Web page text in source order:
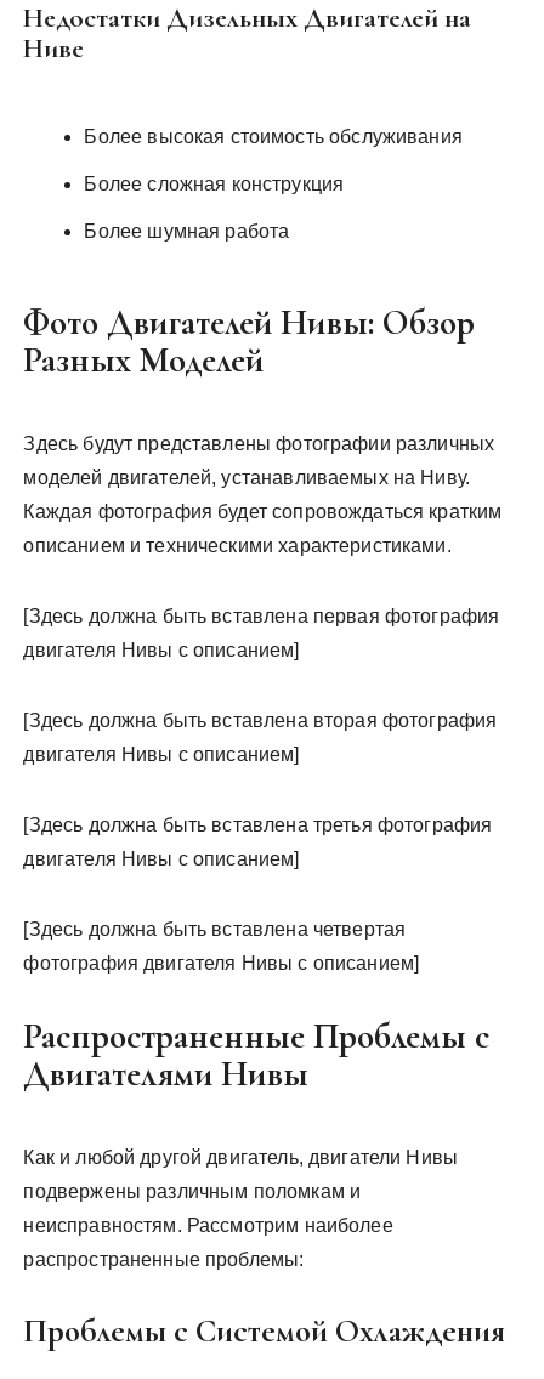
Недостатки Дизельных Двигателей на
Ниве
Более высокая стоимость обслуживания
Более сложная конструкция
Более шумная работа
Фото Двигателей Нивы: Обзор
Разных Моделей
Здесь будут представлены фотографии различных
моделей двигателей, устанавливаемых на Ниву.
Каждая фотография будет сопровождаться кратким
описанием и техническими характеристиками.
[Здесь должна быть вставлена первая фотография
двигателя Нивы с описанием]
[Здесь должна быть вставлена вторая фотография
двигателя Нивы с описанием]
[Здесь должна быть вставлена третья фотография
двигателя Нивы с описанием]
[Здесь должна быть вставлена четвертая
фотография двигателя Нивы с описанием]
Распространенные Проблемы с
Двигателями Нивы
Как и любой другой двигатель, двигатели Нивы
подвержены различным поломкам и
неисправностям. Рассмотрим наиболее
распространенные проблемы:
Проблемы с Системой Охлаждения